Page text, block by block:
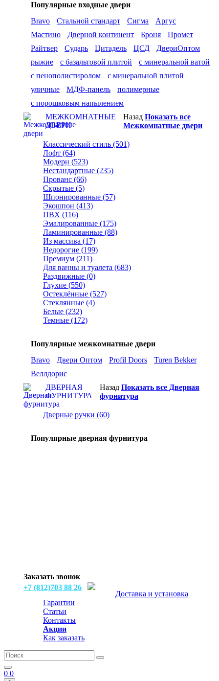
Популярные входные двери
Bravo
Стальной стандарт Сигма
Аргус
Мастино
Дверной континент Броня
Промет
Райтвер
Сударь Цитадель ЦСД
ДвериОптом
рыжие
с базальтовой плитой
с минеральной ватой
с пенополистиролом
с минеральной плитой
уличные
МДФ-панель
полимерные
с порошковым напылением
МЕЖКОМНАТНЫЕ
ДВЕРИ
Назад Показать все
Межкомнатные двери
Классический стиль (501)
Лофт (64)
Модерн (523)
Нестандартные (235)
Прованс (66)
Скрытые (5)
Шпонированные (57)
Экошпон (413)
ПВХ (116)
Эмалированные (175)
Ламинированные (88)
Из массива (17)
Недорогие (199)
Премиум (211)
Для ванны и туалета (683)
Раздвижные (0)
Глухие (550)
Остеклённые (527)
Стеклянные (4)
Белые (232)
Темные (172)
Популярные межкомнатные двери
Bravo
Двери Оптом Profil Doors
Turen Bekker
Веллдорис
ДВЕРНАЯ
ФУРНИТУРА
Назад Показать все Дверная
фурнитура
Дверные ручки (60)
Популярные дверная фурнитура
Заказать звонок
+7 (812)703 88 26
Доставка и установка
Гарантии
Статьи
Контакты
Акции
Как заказать
0 0